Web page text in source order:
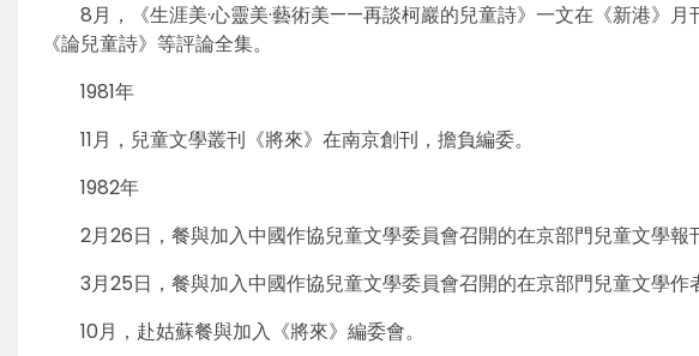
8月，《生涯美·心靈美·藝術美——再談柯巖的兒童詩》一文在《新港》
《論兒童詩》等評論全集。
1981年
11月，兒童文學叢刊《將來》在南京創刊，擔負編委。
1982年
2月26日，餐與加入中國作協兒童文學委員會召開的在京部門兒童文學報
3月25日，餐與加入中國作協兒童文學委員會召開的在京部門兒童文學作
10月，赴姑蘇餐與加入《將來》編委會。